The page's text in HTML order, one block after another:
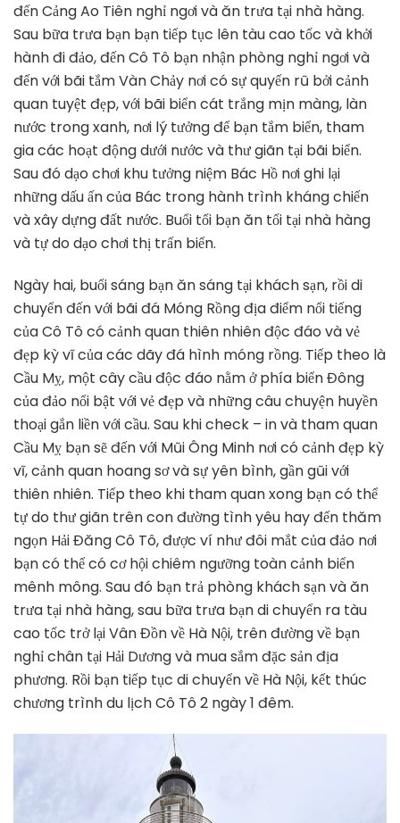
đến Cảng Ao Tiên nghỉ ngơi và ăn trưa tại nhà hàng.
Sau bữa trưa bạn bạn tiếp tục lên tàu cao tốc và khởi
hành đi đảo, đến Cô Tô bạn nhận phòng nghỉ ngơi và
đến với bãi tắm Vàn Chảy nơi có sự quyến rũ bởi cảnh
quan tuyệt đẹp, với bãi biển cát trắng mịn màng, làn
nước trong xanh, nơi lý tưởng để bạn tắm biển, tham
gia các hoạt động dưới nước và thư giãn tại bãi biển.
Sau đó dạo chơi khu tưởng niệm Bác Hồ nơi ghi lại
những dấu ấn của Bác trong hành trình kháng chiến
và xây dựng đất nước. Buổi tối bạn ăn tối tại nhà hàng
và tự do dạo chơi thị trấn biển.
Ngày hai, buổi sáng bạn ăn sáng tại khách sạn, rồi di
chuyển đến với bãi đá Móng Rồng địa điểm nổi tiếng
của Cô Tô có cảnh quan thiên nhiên độc đáo và vẻ
đẹp kỳ vĩ của các dãy đá hình móng rồng. Tiếp theo là
Cầu Mỵ, một cây cầu độc đáo nằm ở phía biển Đông
của đảo nổi bật với vẻ đẹp và những câu chuyện huyền
thoại gắn liền với cầu. Sau khi check – in và tham quan
Cầu Mỵ bạn sẽ đến với Mũi Ông Minh nơi có cảnh đẹp kỳ
vĩ, cảnh quan hoang sơ và sự yên bình, gần gũi với
thiên nhiên. Tiếp theo khi tham quan xong bạn có thể
tự do thư giãn trên con đường tình yêu hay đến thăm
ngọn Hải Đăng Cô Tô, được ví như đôi mắt của đảo nơi
bạn có thể có cơ hội chiêm ngưỡng toàn cảnh biển
mênh mông. Sau đó bạn trả phòng khách sạn và ăn
trưa tại nhà hàng, sau bữa trưa bạn di chuyển ra tàu
cao tốc trở lại Vân Đồn về Hà Nội, trên đường về bạn
nghỉ chân tại Hải Dương và mua sắm đặc sản địa
phương. Rồi bạn tiếp tục di chuyển về Hà Nội, kết thúc
chương trình du lịch Cô Tô 2 ngày 1 đêm.